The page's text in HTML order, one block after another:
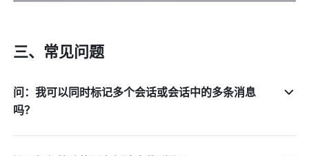
三、常见问题
问：我可以同时标记多个会话或会话中的多条消息
吗？